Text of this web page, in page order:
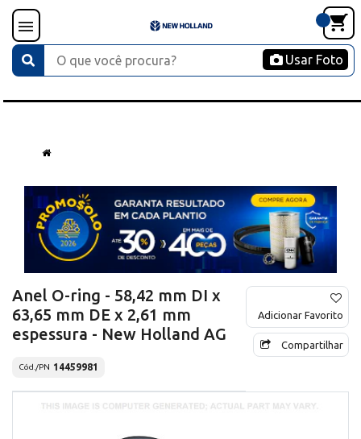
Usar Foto
Anel O-ring - 58,42 mm DI x
63,65 mm DE x 2,61 mm
espessura - New Holland AG
Cód./PN 14459981
Adicionar Favorito
Compartilhar